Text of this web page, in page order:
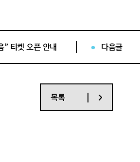
울
” 티켓 오픈 안내 다음글
목록